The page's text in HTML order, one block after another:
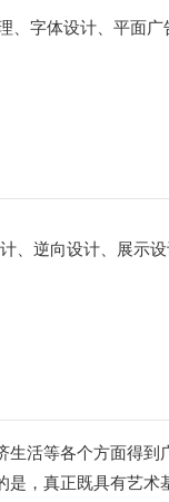
、字体设计、平面
、逆向设计、展示
活等各个方面得到
是，真正既具有艺术